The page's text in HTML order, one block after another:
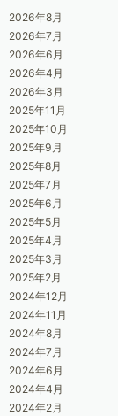
2026年8月
2026年7月
2026年6月
2026年4月
2026年3月
2025年11月
2025年10月
2025年9月
2025年8月
2025年7月
2025年6月
2025年5月
2025年4月
2025年3月
2025年2月
2024年12月
2024年11月
2024年8月
2024年7月
2024年6月
2024年4月
2024年2月